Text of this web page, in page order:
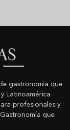
gastronomía que
Latinoamérica.
profesionales y
que